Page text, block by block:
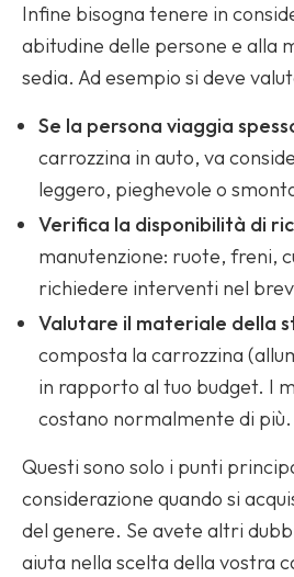
Infine bisogna tenere in
abitudine delle persone e alla
sedia. Ad esempio si deve
Se la persona viaggia
carrozzina in auto, va
leggero, pieghevole o
Verifica la disponibilità di
manutenzione: ruote, freni,
richiedere interventi nel
Valutare il materiale della
composta la carrozzina
in rapporto al tuo budget. I
costano normalmente di più.
Questi sono solo i punti
considerazione quando si
del genere. Se avete altri
aiuta nella scelta della vostra